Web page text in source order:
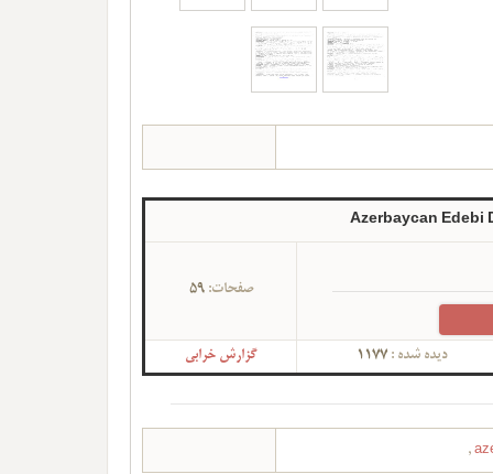
Azerbaycan Edebi
صفحات: 59
دیده شده :1177 گزارش خرابی
,